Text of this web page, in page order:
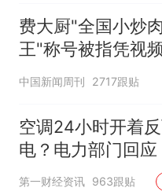
费大厨"全国小炒
王"称号被指凭视
官方回应
中国新闻周刊 2717跟贴
空调24小时开着
电？电力部门回应
第一财经资讯 963跟贴